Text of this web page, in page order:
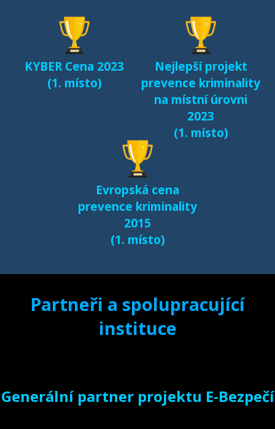
dětí v kyberprostoru
Fenomén Minecraft v
českém prostředí
Další výsledky jsou k
samostatné stránce
e-bezpeci.cz/vyzkum.
KYBER Cena 2023
(1. místo)
Nejlepší projekt
prevence kriminality
na místní úrovni
2023
(1. místo)
Evropská cena
prevence kriminality
2015
(1. místo)
Partneři a spolupracující
instituce
Generální partner projektu E-Bezpečí